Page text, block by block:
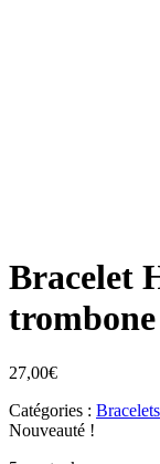
Bracelet
trombone
27,00€
Catégories : Bracelets
Nouveauté !